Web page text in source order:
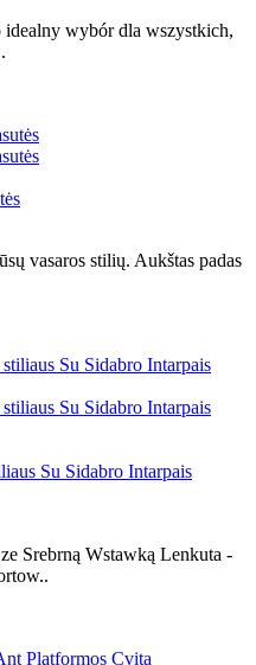
wybór dla wszystkich,
vasaros stilių. Aukštas padas
Su Sidabro Intarpais
Srebrną Wstawką Lenkuta -